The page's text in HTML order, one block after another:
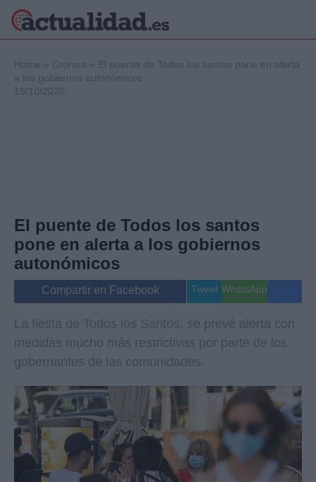
Internacional
Viajes
Gente
Musica
Home » Crónica » El puente de Todos los santos pone en alerta
a los gobiernos autonómicos
19/10/2020
El puente de Todos los santos
pone en alerta a los gobiernos
autonómicos
Compartir en Facebook Tweet WhatsApp
La fiesta de Todos los Santos, se prevé alerta con
medidas mucho más restrictivas por parte de los
gobernantes de las comunidades.